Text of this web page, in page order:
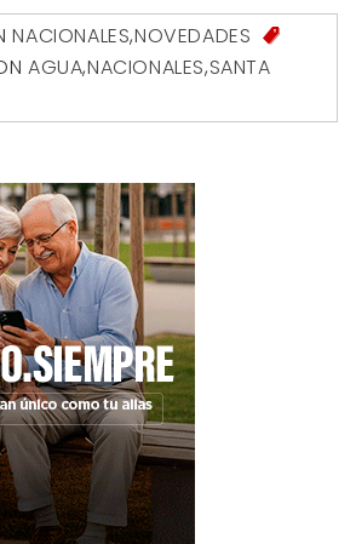
NACIONALES,NOVEDADES
AGUA,NACIONALES,SANTA